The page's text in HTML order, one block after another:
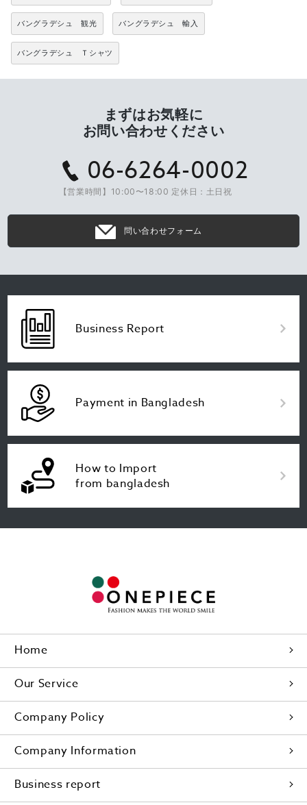
バングラデシュ 観光 バングラデシュ 輸入
バングラデシュ Ｔシャツ
まずはお気軽に
お問い合わせください
06-6264-0002
【営業時間】10:00〜18:00 定休日：土日祝
問い合わせフォーム
Business Report
Payment in Bangladesh
How to Import
from bangladesh
Home
Our Service
Company Policy
Company Information
Business report